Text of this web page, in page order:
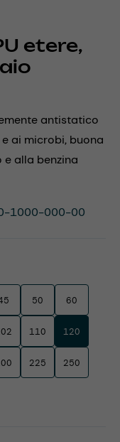
etere,
antistatico
ai microbi, buona
alla benzina
50 60
110 120
225 250
1000-000-00